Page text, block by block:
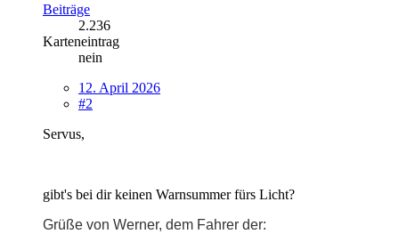
Beiträge
2.236
Karteneintrag
nein
12. April 2026
#2
Servus,
gibt's bei dir keinen Warnsummer fürs Licht?
Grüße von Werner, dem Fahrer der: